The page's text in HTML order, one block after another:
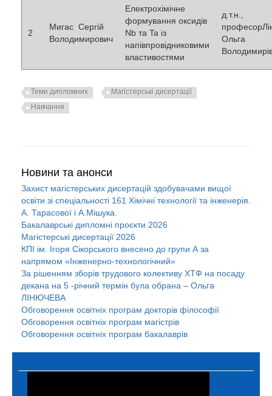
2
Мигас Сергій
Володимирович
Електрохімічне
формування оксидів
Nb та Ta із
напівпровідниковими
властивостями
д.т.н.,
Ольга
Теми дипломних
Магістерські дисертації
Навчання
Новини та анонси
Захист магістерських дисертацій здобувачами вищої
освіти зі спеціальності 161 Хімічні технології та інженерія.
А. Тарасової і А.Мішука.
Бакалаврські дипломні проєкти 2026
Магістерські дисертації 2026
КПІ ім. Ігоря Сікорського внесено до групи А за
напрямом «Інженерно-технологічний»
За рішенням зборів трудового колективу ХТФ на посаду
декана на 5 -річний термін була обрана – Ольга
ЛІНЮЧЕВА
Обговорення освітніх програм докторів філософії
Обговорення освітніх програм магістрів
Обговорення освітніх програм бакалаврів